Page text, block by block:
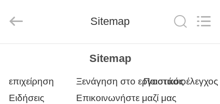
ΠΡΟΪΌΝΤΑ
한국
Κίνα
καλός
Sitemap
Sitemap
επιχείρηση Ξενάγηση στο εργοστάσιο
Ποιοτικός έλεγχος
Ειδήσεις
Επικοινωνήστε μαζί μας